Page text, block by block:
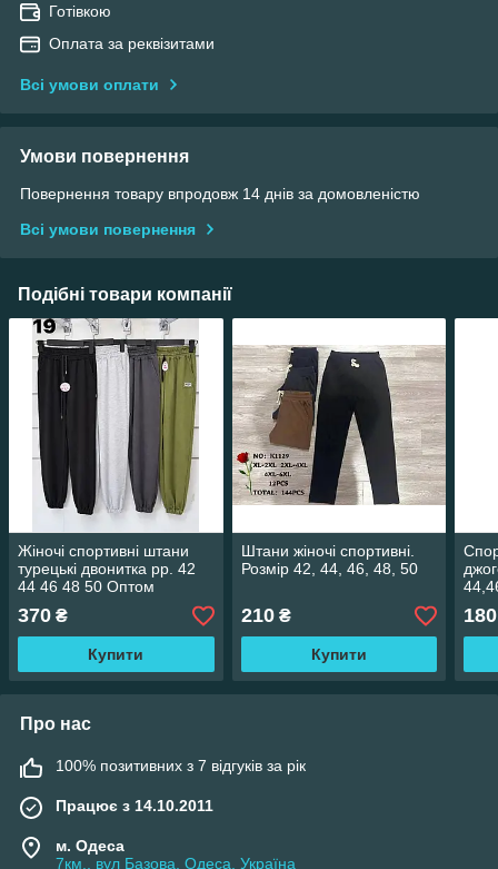
Готівкою
Оплата за реквізитами
Всі умови оплати
Умови повернення
Повернення товару впродовж 14 днів за домовленістю
Всі умови повернення
Подібні товари компанії
Жіночі спортивні штани
турецькі двонитка рр. 42
44 46 48 50 Оптом
370 ₴
Купити
Штани жіночі спортивні.
Розмір 42, 44, 46, 48, 50
210₴
Купити
180
Про нас
100% позитивних з 7 відгуків за рік
Працює з 14.10.2011
м. Одеса
7км., вул Базова, Одеса, Україна